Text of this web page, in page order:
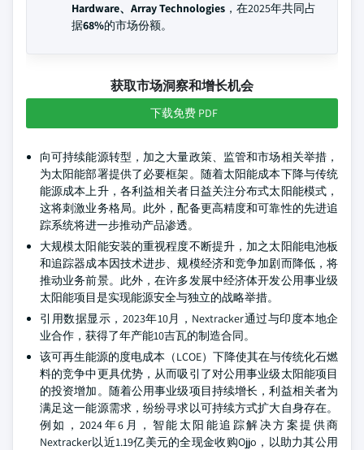
Hardware、Array Technologies ，在2025年共同占
据68%的市场份额。
获取市场洞察和增长机会
下载免费 PDF
向可持续能源转型，加之大量政策、监管和市场相关举措，
为太阳能部署提供了必要框架。随着太阳能成本下降与传统
能源成本上升，各利益相关者日益关注分布式太阳能模式，
这将刺激业务格局。此外，配备更高精度和可靠性的先进追
踪系统将进一步推动产品渗透。
大规模太阳能安装的重视程度不断提升，加之太阳能电池板
和追踪器成本因技术进步、规模经济和竞争加剧而降低，将
推动业务前景。此外，在许多发展中经济体开发公用事业级
太阳能项目是实现能源安全与独立的战略举措。
引用数据显示，2023年10月，Nextracker通过与印度本地企
业合作，获得了年产能10吉瓦的制造合同。
该可再生能源的度电成本（LCOE）下降使其在与传统化石燃
料的竞争中更具优势，从而吸引了对公用事业级太阳能项目
的投资增加。随着公用事业级项目持续增长，利益相关者为
满足这一能源需求，纷纷寻求以可持续方式扩大自身存在。
例如，2024年6月，智能太阳能追踪解决方案提供商
Nextracker以近1.19亿美元的全现金收购Ojjo，以助力其公用